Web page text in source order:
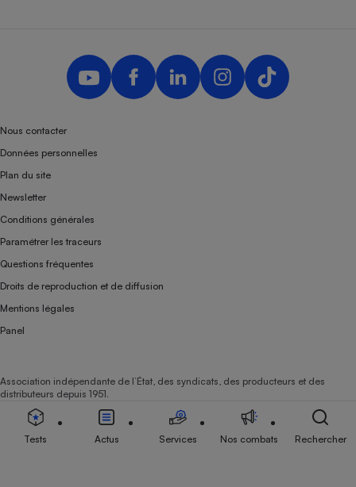
Nous contacter
Données personnelles
Plan du site
Newsletter
Conditions générales
Paramétrer les traceurs
Questions fréquentes
Droits de reproduction et de diffusion
Mentions légales
Panel
Association indépendante de l’État, des syndicats, des producteurs et des
distributeurs depuis 1951.
Tests Actus Services Nos combats Rechercher